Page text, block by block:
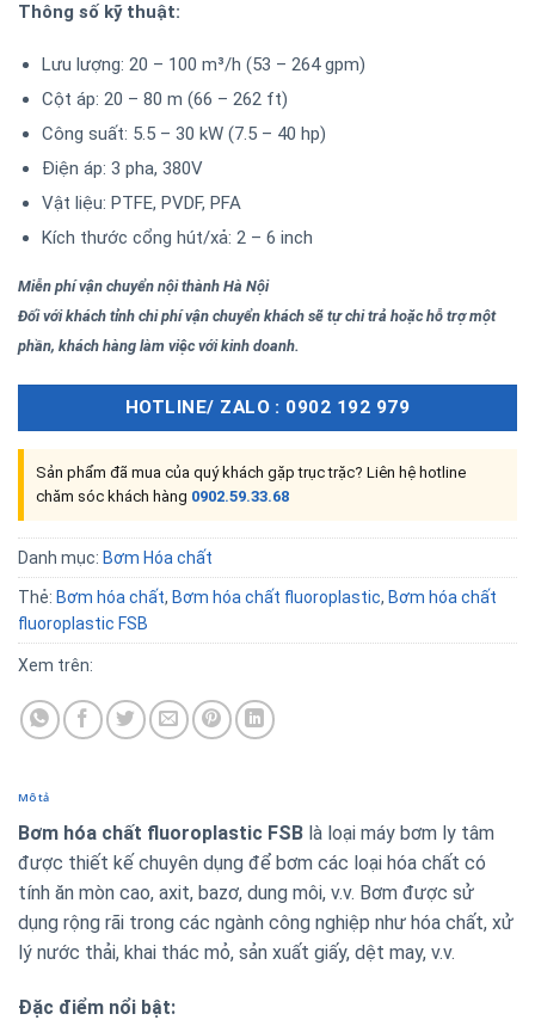
Thông số kỹ thuật:
Lưu lượng: 20 – 100 m³/h (53 – 264 gpm)
Cột áp: 20 – 80 m (66 – 262 ft)
Công suất: 5.5 – 30 kW (7.5 – 40 hp)
Điện áp: 3 pha, 380V
Vật liệu: PTFE, PVDF, PFA
Kích thước cổng hút/xả: 2 – 6 inch
Miễn phí vận chuyển nội thành Hà Nội
Đối với khách tỉnh chi phí vận chuyển khách sẽ tự chi trả hoặc hỗ trợ một
phần, khách hàng làm việc với kinh doanh.
HOTLINE/ ZALO : 0902 192 979
Sản phẩm đã mua của quý khách gặp trục trặc? Liên hệ hotline
chăm sóc khách hàng 0902.59.33.68
Danh mục: Bơm Hóa chất
Thẻ: Bơm hóa chất, Bơm hóa chất fluoroplastic, Bơm hóa chất
fluoroplastic FSB
Xem trên:
Mô tả
Bơm hóa chất fluoroplastic FSB là loại máy bơm ly tâm
được thiết kế chuyên dụng để bơm các loại hóa chất có
tính ăn mòn cao, axit, bazơ, dung môi, v.v. Bơm được sử
dụng rộng rãi trong các ngành công nghiệp như hóa chất, xử
lý nước thải, khai thác mỏ, sản xuất giấy, dệt may, v.v.
Đặc điểm nổi bật: